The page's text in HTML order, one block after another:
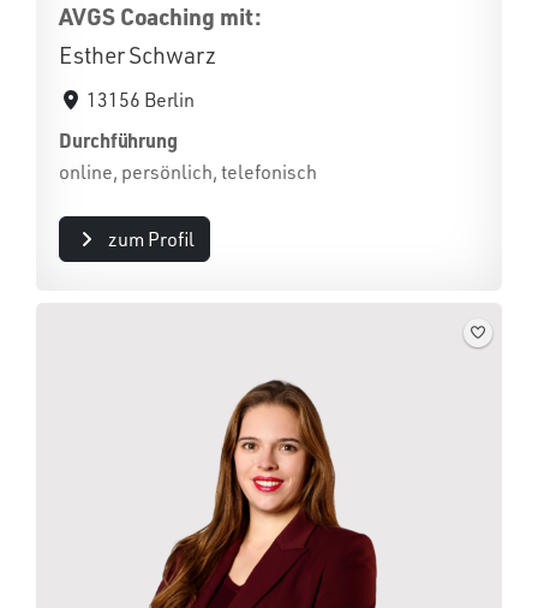
AVGS Coaching mit:
Esther Schwarz
13156 Berlin
Durchführung
online, persönlich, telefonisch
zum Profil